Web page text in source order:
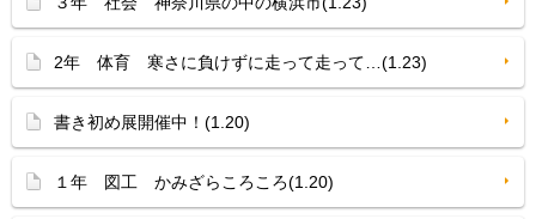
2年 体育 寒さに負けずに走って走って…(1.23)
書き初め展開催中！(1.20)
１年 図工 かみざらころころ(1.20)